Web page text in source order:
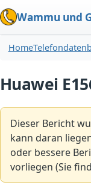
Wammu und
Home
Huawei
Dieser Bericht
kann daran
oder bessere
vorliegen (Sie